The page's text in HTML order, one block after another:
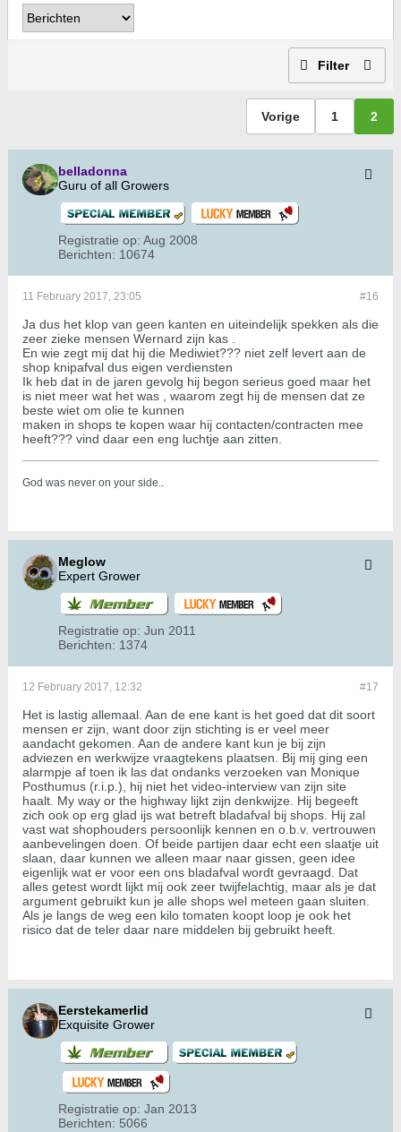
Filter
Vorige 1 2
belladonna
Guru of all Growers
Registratie op: Aug 2008
Berichten: 10674
#16
11 February 2017, 23:05
Ja dus het klop van geen kanten en uiteindelijk spekken als die
zeer zieke mensen Wernard zijn kas .
En wie zegt mij dat hij die Mediwiet??? niet zelf levert aan de
shop knipafval dus eigen verdiensten
Ik heb dat in de jaren gevolg hij begon serieus goed maar het
is niet meer wat het was , waarom zegt hij de mensen dat ze
beste wiet om olie te kunnen
maken in shops te kopen waar hij contacten/contracten mee
heeft??? vind daar een eng luchtje aan zitten.
God was never on your side..
Meglow
Expert Grower
Registratie op: Jun 2011
Berichten: 1374
#17
12 February 2017, 12:32
Het is lastig allemaal. Aan de ene kant is het goed dat dit soort
mensen er zijn, want door zijn stichting is er veel meer
aandacht gekomen. Aan de andere kant kun je bij zijn
adviezen en werkwijze vraagtekens plaatsen. Bij mij ging een
alarmpje af toen ik las dat ondanks verzoeken van Monique
Posthumus (r.i.p.), hij niet het video-interview van zijn site
haalt. My way or the highway lijkt zijn denkwijze. Hij begeeft
zich ook op erg glad ijs wat betreft bladafval bij shops. Hij zal
vast wat shophouders persoonlijk kennen en o.b.v. vertrouwen
aanbevelingen doen. Of beide partijen daar echt een slaatje uit
slaan, daar kunnen we alleen maar naar gissen, geen idee
eigenlijk wat er voor een ons bladafval wordt gevraagd. Dat
alles getest wordt lijkt mij ook zeer twijfelachtig, maar als je dat
argument gebruikt kun je alle shops wel meteen gaan sluiten.
Als je langs de weg een kilo tomaten koopt loop je ook het
risico dat de teler daar nare middelen bij gebruikt heeft.
Eerstekamerlid
Exquisite Grower
Registratie op: Jan 2013
Berichten: 5066